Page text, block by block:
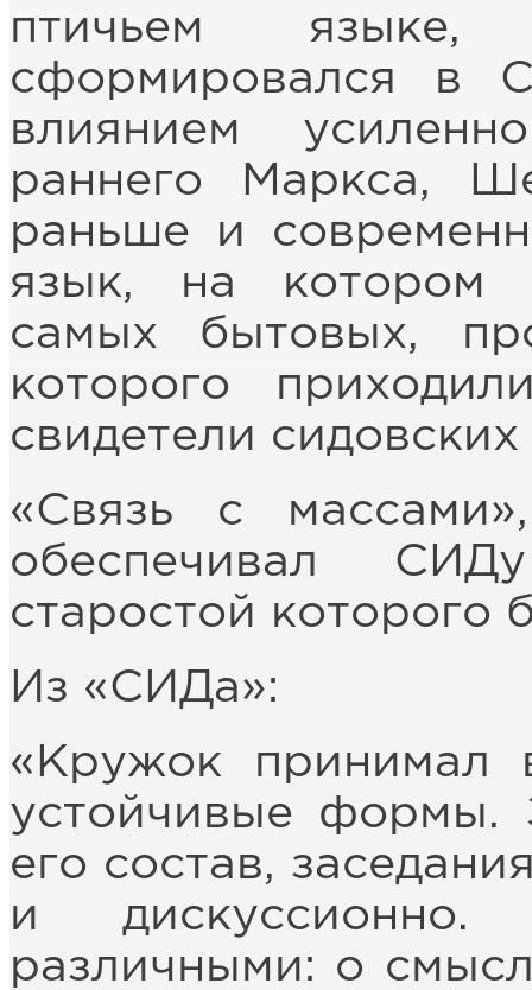
птичьем языке,
сформировался в
влиянием
раннего Маркса,
раньше и
язык, на котором
самых бытовых,
которого
свидетели
«Связь с
обеспечивал
старостой которого
Из «СИДа»:
«Кружок принимал
устойчивые формы.
его состав,
и
различными: о